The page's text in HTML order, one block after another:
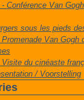
- Conférence Van
sous les pieds
Promenade Van Gogh
Visite du cinéaste
/ Voorstelling